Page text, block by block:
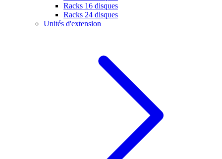
Racks 16 disques
Racks 24 disques
Unités d'extension